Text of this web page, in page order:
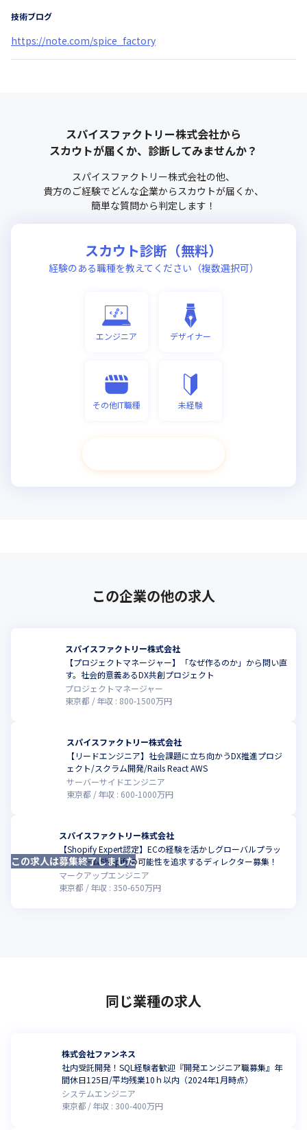
技術ブログ
https://note.com/spice_factory
スパイスファクトリー株式会社から
スカウトが届くか、診断してみませんか？
スパイスファクトリー株式会社の他、
貴方のご経験でどんな企業からスカウトが届くか、
簡単な質問から判定します！
スカウト診断（無料）
経験のある職種を教えてください（複数選択可）
エンジニア デザイナー
その他IT職種 未経験
この企業の他の求人
スパイスファクトリー株式会社
【プロジェクトマネージャー】「なぜ作るのか」から問い直
す。社会的意義あるDX共創プロジェクト
プロジェクトマネージャー
東京都
年収 : 800-1500万円
スパイスファクトリー株式会社
【リードエンジニア】社会課題に立ち向かうDX推進プロジ
ェクト/スクラム開発/Rails React AWS
サーバーサイドエンジニア
東京都
年収 : 600-1000万円
スパイスファクトリー株式会社
【Shopify Expert認定】ECの経験を活かしグローバルプラッ
トフォームShopifyの可能性を追求するディレクター募集！
マークアップエンジニア
東京都
年収 : 350-650万円
この求人は募集終了しました
同じ業種の求人
株式会社ファンネス
社内受託開発！SQL経験者歓迎『開発エンジニア職募集』年
間休日125日/平均残業10ｈ以内（2024年1月時点）
システムエンジニア
東京都
年収 : 300-400万円